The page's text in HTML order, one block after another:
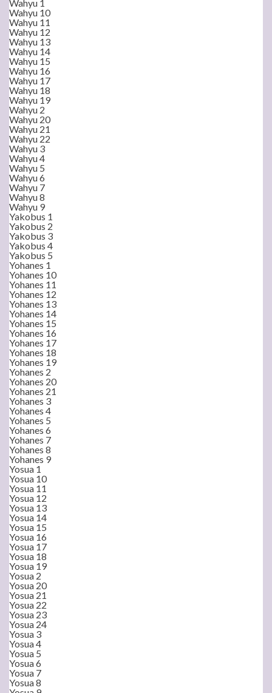
Wahyu 1
Wahyu 10
Wahyu 11
Wahyu 12
Wahyu 13
Wahyu 14
Wahyu 15
Wahyu 16
Wahyu 17
Wahyu 18
Wahyu 19
Wahyu 2
Wahyu 20
Wahyu 21
Wahyu 22
Wahyu 3
Wahyu 4
Wahyu 5
Wahyu 6
Wahyu 7
Wahyu 8
Wahyu 9
Yakobus 1
Yakobus 2
Yakobus 3
Yakobus 4
Yakobus 5
Yohanes 1
Yohanes 10
Yohanes 11
Yohanes 12
Yohanes 13
Yohanes 14
Yohanes 15
Yohanes 16
Yohanes 17
Yohanes 18
Yohanes 19
Yohanes 2
Yohanes 20
Yohanes 21
Yohanes 3
Yohanes 4
Yohanes 5
Yohanes 6
Yohanes 7
Yohanes 8
Yohanes 9
Yosua 1
Yosua 10
Yosua 11
Yosua 12
Yosua 13
Yosua 14
Yosua 15
Yosua 16
Yosua 17
Yosua 18
Yosua 19
Yosua 2
Yosua 20
Yosua 21
Yosua 22
Yosua 23
Yosua 24
Yosua 3
Yosua 4
Yosua 5
Yosua 6
Yosua 7
Yosua 8